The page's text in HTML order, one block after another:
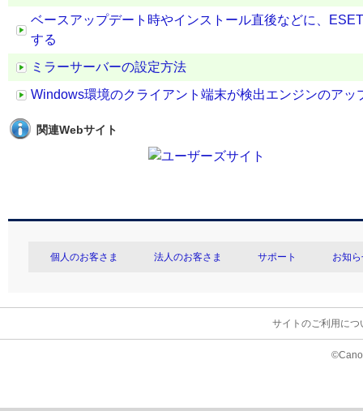
ベースアップデート時やインストール直後などに、
する
ミラーサーバーの設定方法
Windows環境のクライアント端末が検出エンジンのアッ
関連Webサイト
個人のお客さま 法人のお客さま サポート お知
サイトのご利用につ